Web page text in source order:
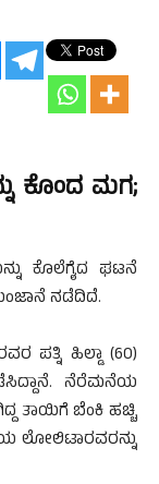
ಕೊಂದ ಮಗ;
ಕೊಲೆಗೈದ ಘಟನೆ
ನಡೆದಿದೆ.
ಪತ್ನಿ ಹಿಲ್ಡಾ (60)
ನೆರೆಮನೆಯ
ತಾಯಿಗೆ ಬೆಂಕಿ ಹಚ್ಚಿ
ಲೋಲಿಟಾರವರನ್ನು